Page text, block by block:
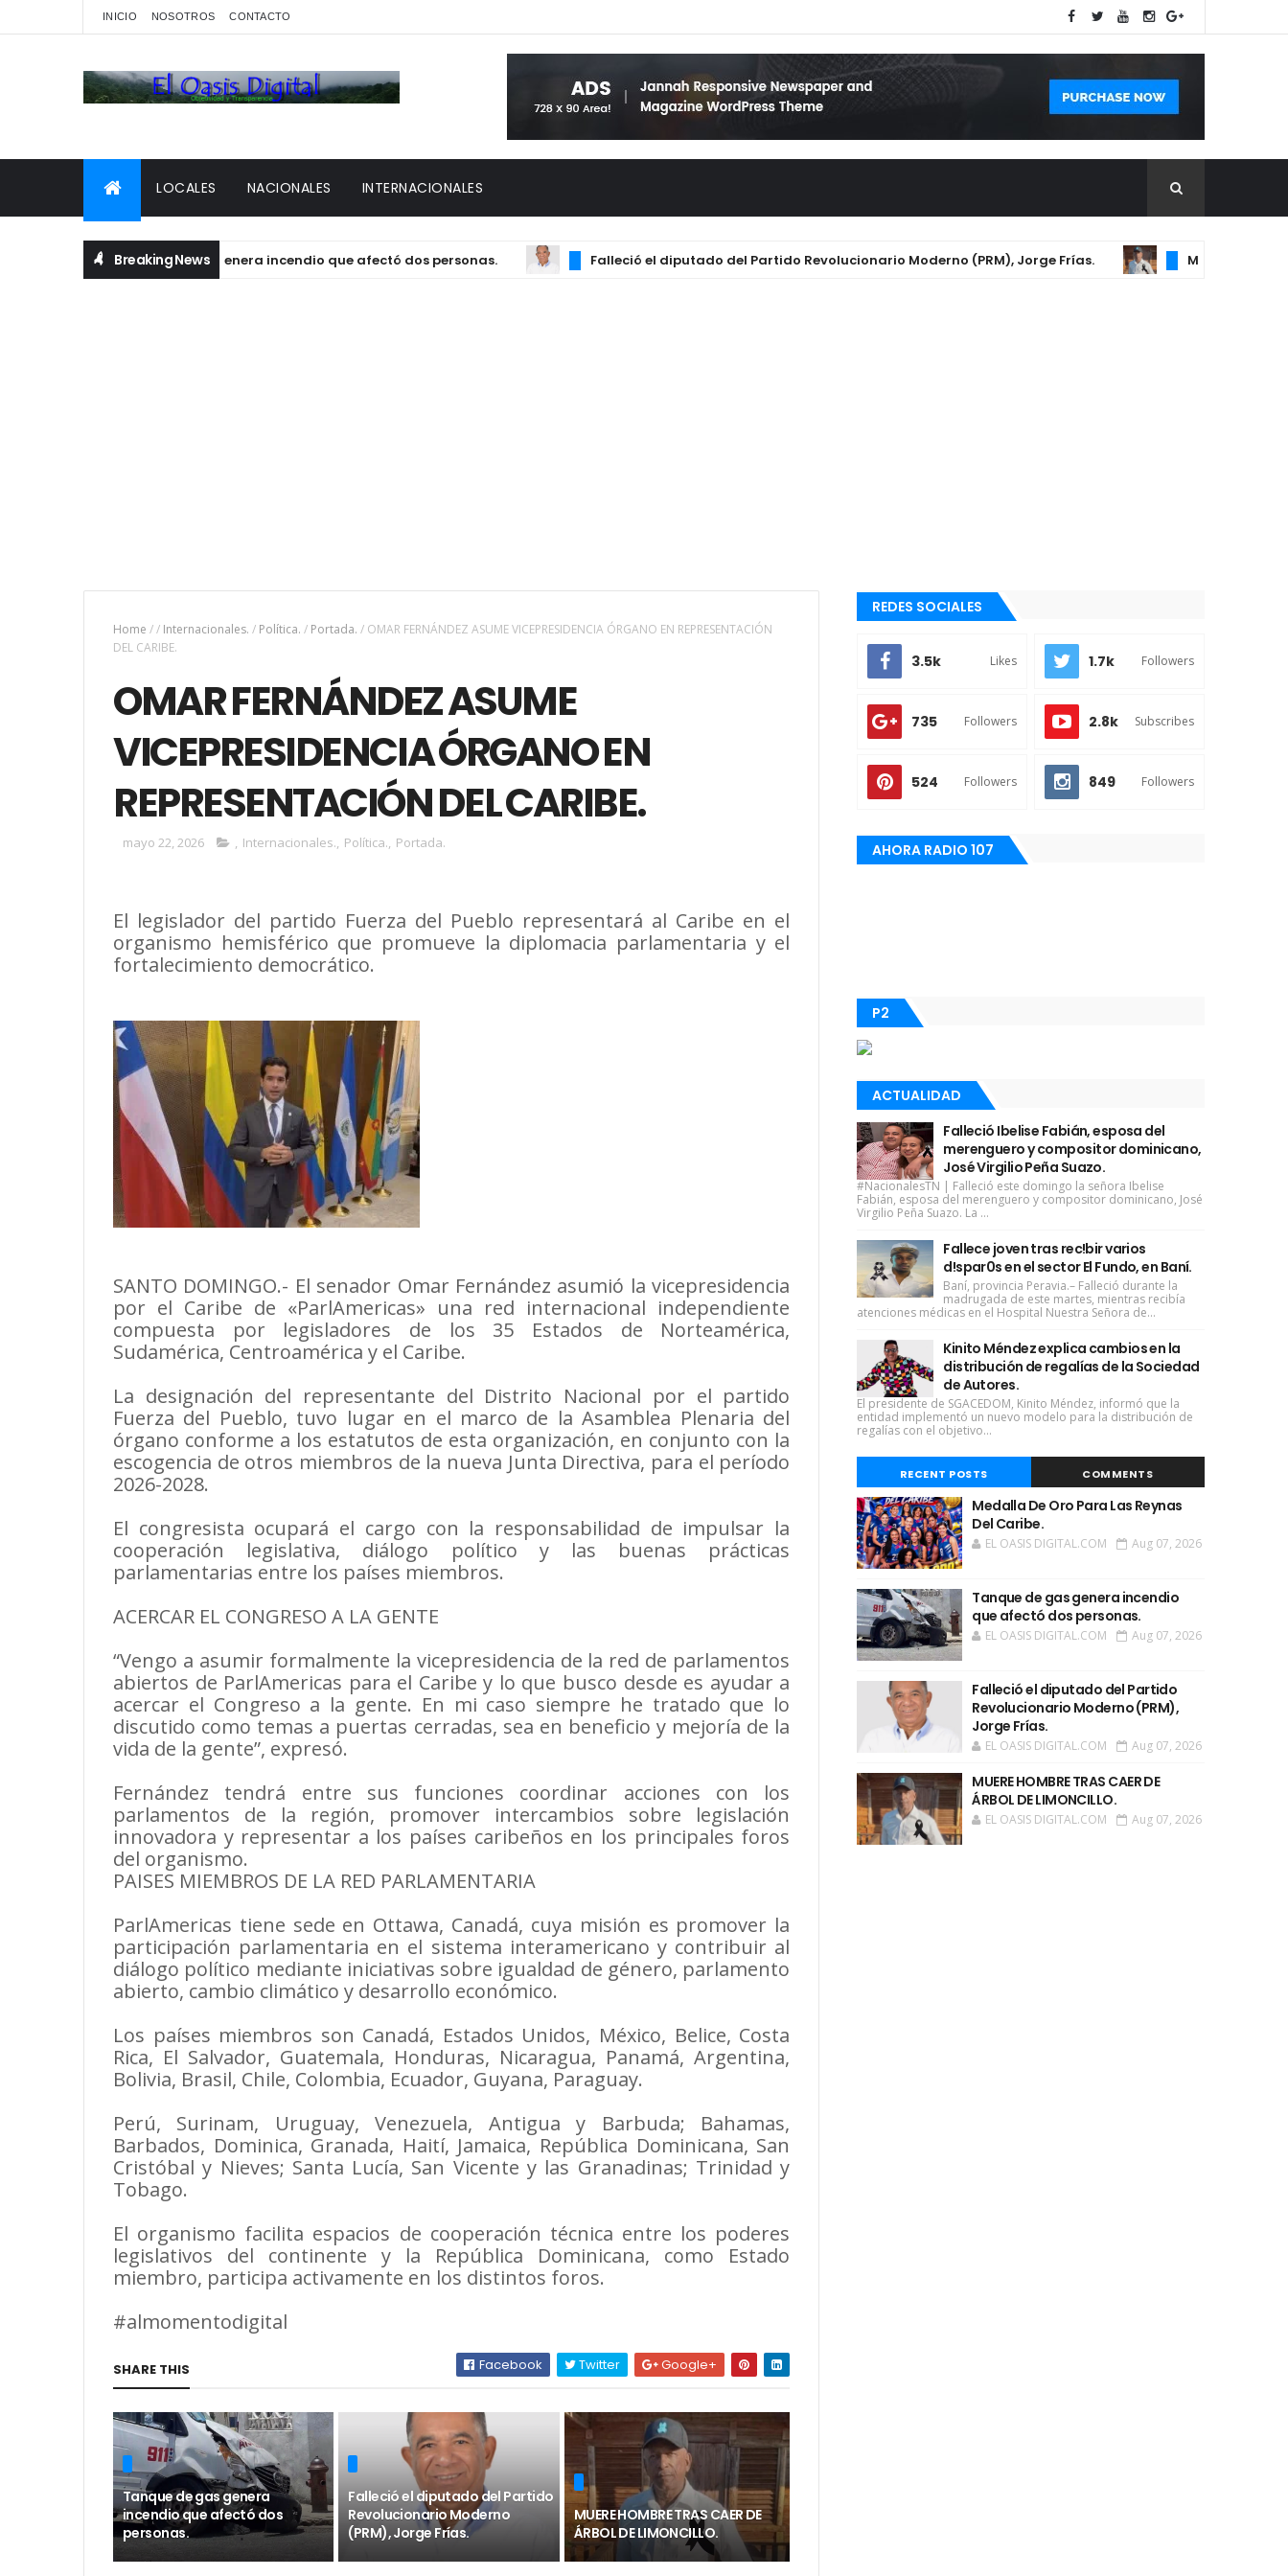
INICIO NOSOTROS CONTACTO
LOCALES NACIONALES INTERNACIONALES
Breaking News
Tanque de gas genera incendio que afectó dos personas. Falleció el diputado del Partido Revolucionario Moderno (PRM), Jorge Frías. MUERE HOMBRE
Home // Internacionales. / Política. / Portada. / OMAR FERNÁNDEZ ASUME VICEPRESIDENCIA ÓRGANO EN REPRESENTACIÓN
DEL CARIBE.
OMAR FERNÁNDEZ ASUME
VICEPRESIDENCIA ÓRGANO EN
REPRESENTACIÓN DEL CARIBE.
mayo 22, 2026 , Internacionales., Política., Portada.
El legislador del partido Fuerza del Pueblo representará al Caribe en el
organismo hemisférico que promueve la diplomacia parlamentaria y el
fortalecimiento democrático.
SANTO DOMINGO.- El senador Omar Fernández asumió la vicepresidencia
por el Caribe de «ParlAmericas» una red internacional independiente
compuesta por legisladores de los 35 Estados de Norteamérica,
Sudamérica, Centroamérica y el Caribe.
La designación del representante del Distrito Nacional por el partido
Fuerza del Pueblo, tuvo lugar en el marco de la Asamblea Plenaria del
órgano conforme a los estatutos de esta organización, en conjunto con la
escogencia de otros miembros de la nueva Junta Directiva, para el período
2026-2028.
El congresista ocupará el cargo con la responsabilidad de impulsar la
cooperación legislativa, diálogo político y las buenas prácticas
parlamentarias entre los países miembros.
ACERCAR EL CONGRESO A LA GENTE
“Vengo a asumir formalmente la vicepresidencia de la red de parlamentos
abiertos de ParlAmericas para el Caribe y lo que busco desde es ayudar a
acercar el Congreso a la gente. En mi caso siempre he tratado que lo
discutido como temas a puertas cerradas, sea en beneficio y mejoría de la
vida de la gente”, expresó.
Fernández tendrá entre sus funciones coordinar acciones con los
parlamentos de la región, promover intercambios sobre legislación
innovadora y representar a los países caribeños en los principales foros
del organismo.
PAISES MIEMBROS DE LA RED PARLAMENTARIA
ParlAmericas tiene sede en Ottawa, Canadá, cuya misión es promover la
participación parlamentaria en el sistema interamericano y contribuir al
diálogo político mediante iniciativas sobre igualdad de género, parlamento
abierto, cambio climático y desarrollo económico.
Los países miembros son Canadá, Estados Unidos, México, Belice, Costa
Rica, El Salvador, Guatemala, Honduras, Nicaragua, Panamá, Argentina,
Bolivia, Brasil, Chile, Colombia, Ecuador, Guyana, Paraguay.
Perú, Surinam, Uruguay, Venezuela, Antigua y Barbuda; Bahamas,
Barbados, Dominica, Granada, Haití, Jamaica, República Dominicana, San
Cristóbal y Nieves; Santa Lucía, San Vicente y las Granadinas; Trinidad y
Tobago.
El organismo facilita espacios de cooperación técnica entre los poderes
legislativos del continente y la República Dominicana, como Estado
miembro, participa activamente en los distintos foros.
#almomentodigital
SHARE THIS Facebook Twitter Google+
Tanque de gas genera
incendio que afectó dos
personas.
Falleció el diputado del Partido
Revolucionario Moderno
(PRM), Jorge Frías.
MUERE HOMBRE TRAS CAER DE
ÁRBOL DE LIMONCILLO.
REDES SOCIALES
3.5k Likes 1.7k Followers
735 Followers 2.8k Subscribes
524 Followers 849 Followers
AHORA RADIO 107
P2
ACTUALIDAD
Falleció Ibelise Fabián, esposa del
merenguero y compositor dominicano,
José Virgilio Peña Suazo.
#NacionalesTN | Falleció este domingo la señora Ibelise
Fabián, esposa del merenguero y compositor dominicano, José
Virgilio Peña Suazo. La ...
Fallece joven tras rec!bir varios
d!spar0s en el sector El Fundo, en Baní.
Baní, provincia Peravia.– Falleció durante la
madrugada de este martes, mientras recibía
atenciones médicas en el Hospital Nuestra Señora de...
Kinito Méndez explica cambios en la
distribución de regalías de la Sociedad
de Autores.
El presidente de SGACEDOM, Kinito Méndez, informó que la
entidad implementó un nuevo modelo para la distribución de
regalías con el objetivo...
RECENT POSTS COMMENTS
Medalla De Oro Para Las Reynas
Del Caribe.
EL OASIS DIGITAL.COM Aug 07, 2026
Tanque de gas genera incendio
que afectó dos personas.
EL OASIS DIGITAL.COM Aug 07, 2026
Falleció el diputado del Partido
Revolucionario Moderno (PRM),
Jorge Frías.
EL OASIS DIGITAL.COM Aug 07, 2026
MUERE HOMBRE TRAS CAER DE
ÁRBOL DE LIMONCILLO.
EL OASIS DIGITAL.COM Aug 07, 2026